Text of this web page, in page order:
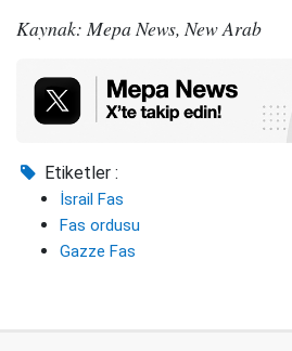
Kaynak: Mepa News, New Arab
Etiketler :
İsrail Fas
Fas ordusu
Gazze Fas